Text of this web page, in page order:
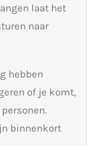
laat het
naar
hebben
of je komt,
binnenkort